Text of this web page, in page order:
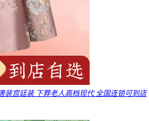
装宫廷装 下葬老人高档现代 全国连锁可到店